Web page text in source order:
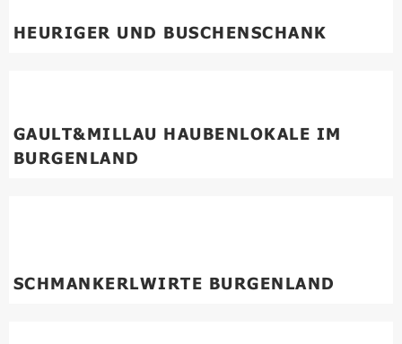
HEURIGER UND BUSCHENSCHANK
GAULT&MILLAU HAUBENLOKALE IM
BURGENLAND
SCHMANKERLWIRTE BURGENLAND